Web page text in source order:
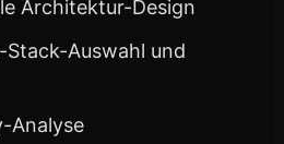
Architektur-Design
Auswahl und
Analyse